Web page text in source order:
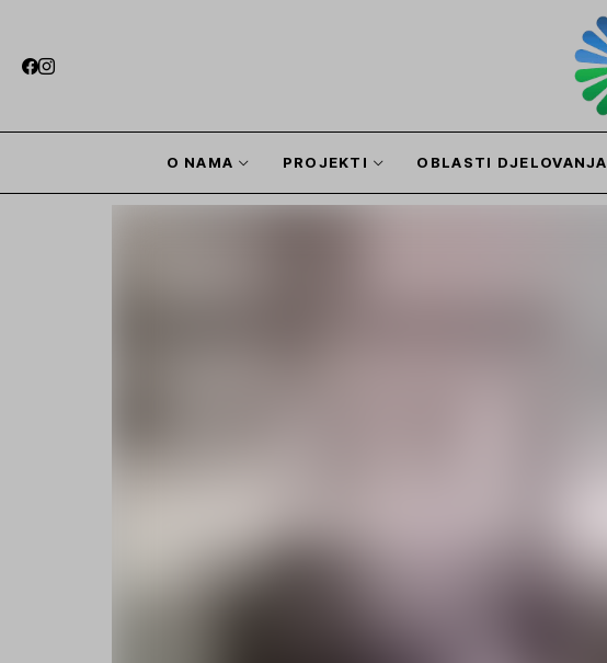
O NAMA PROJEKTI OBLASTI DJELOVANJA